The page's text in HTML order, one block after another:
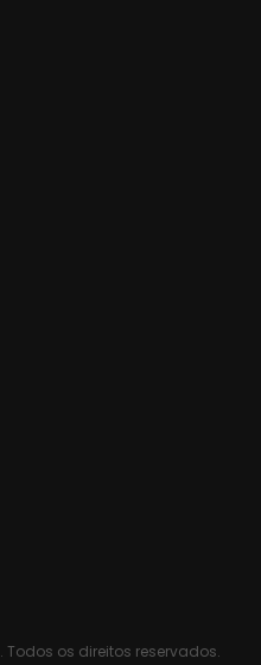
. Todos os direitos reservados.